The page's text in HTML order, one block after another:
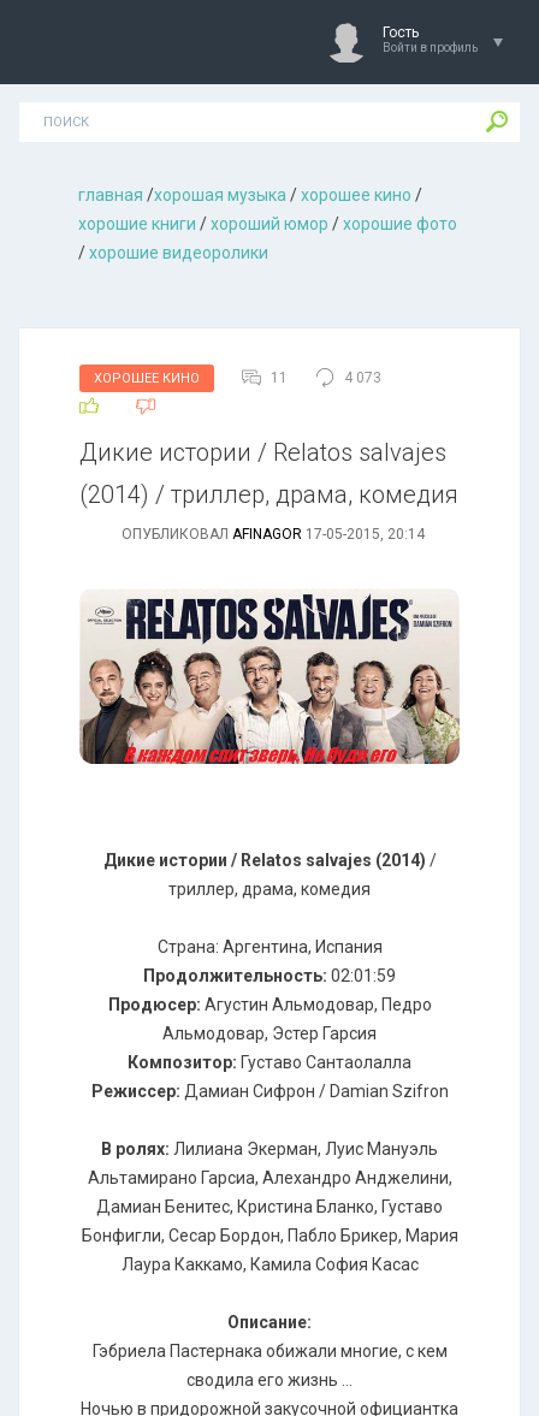
Гость
Войти в профиль
главная /хорошая музыкa /хорошее кино /
хорошие книги /хороший юмор /хорошие фото
/хорошие видеоролики
ХОРОШЕЕ КИНО 11 4 073
Дикие истории / Relatos salvajes
(2014) / триллер, драма, комедия
ОПУБЛИКОВАЛ AFINAGOR 17-05-2015, 20:14
Дикие истории / Relatos salvajes (2014) /
триллер, драма, комедия
Страна: Аргентина, Испания
Продолжительность: 02:01:59
Продюсер: Агустин Альмодовар, Педро
Альмодовар, Эстер Гарсия
Композитор: Густаво Сантаолалла
Режиссер: Дамиан Сифрон / Damian Szifron
В ролях: Лилиана Экерман, Луис Мануэль
Альтамирано Гарсиа, Алехандро Анджелини,
Дамиан Бенитес, Кристина Бланко, Густаво
Бонфигли, Сесар Бордон, Пабло Брикер, Мария
Лаура Каккамо, Камила София Касас
Описание:
Гэбриела Пастернака обижали многие, с кем
сводила его жизнь ...
Ночью в придорожной закусочной официантка